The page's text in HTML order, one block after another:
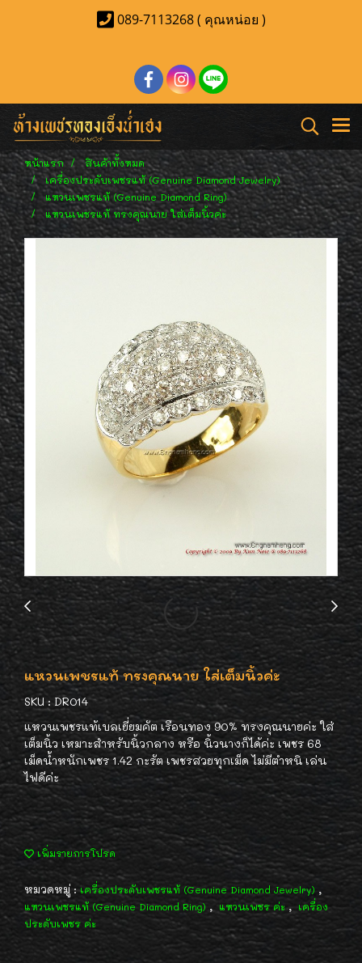
089-7113268 ( คุณหน่อย )
หน้าแรก
สินค้าทั้งหมด
เครื่องประดับเพชรแท้ (Genuine Diamond Jewelry)
แหวนเพชรแท้ (Genuine Diamond Ring)
แหวนเพชรแท้ ทรงคุณนาย ใส่เต็มนิ้วค่ะ
แหวนเพชรแท้ ทรงคุณนาย ใส่เต็มนิ้วค่ะ
SKU : DR014
แหวนเพชรแท้เบลเยี่ยมคัต เรือนทอง 90% ทรงคุณนายค่ะ ใส่
เต็มนิ้ว เหมาะสำหรับนิ้วกลาง หรือ นิ้วนางก็ได้ค่ะ เพชร 68
เม็ดน้ำหนักเพชร 1.42 กะรัต เพชรสวยทุกเม็ด ไม่มีตำหนิ เล่น
ไฟดีค่ะ
เพิ่มรายการโปรด
หมวดหมู่ :เครื่องประดับเพชรแท้ (Genuine Diamond Jewelry) ,
แหวนเพชรแท้ (Genuine Diamond Ring) , แหวนเพชร ค่ะ, เครื่อง
ประดับเพชร ค่ะ